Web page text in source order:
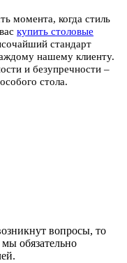
момента, когда стиль
купить столовые
стандарт
нашему клиенту.
и безупречности –
стола.
вопросы, то
обязательно